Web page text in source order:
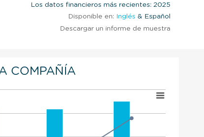
Los datos financieros más recientes: 2025
Disponible en: Inglés & Español
Descargar un informe de muestra
COMPAÑÍA